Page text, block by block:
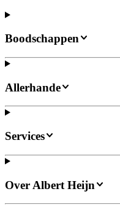
Boodschappen
Allerhande
Services
Over Albert Heijn